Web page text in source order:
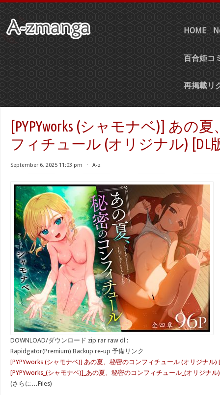
HOME
百合姫コ
再掲載リ
[PYPYworks (シャモナベ)] あの
フィチュール (オリジナル) [DL
September 6, 2025 11:03 pm ⋅ A-z
DOWNLOAD/ダウンロード zip rar raw dl :
Rapidgator(Premium) Backup re-up 予備リンク
[PYPYworks (シャモナベ)] あの夏、秘密のコンフィチュール (オリジナル)
[PYPYworks_(シャモナベ)]_あの夏、秘密のコンフィチュール_(オリジナル
(さらに…Files)